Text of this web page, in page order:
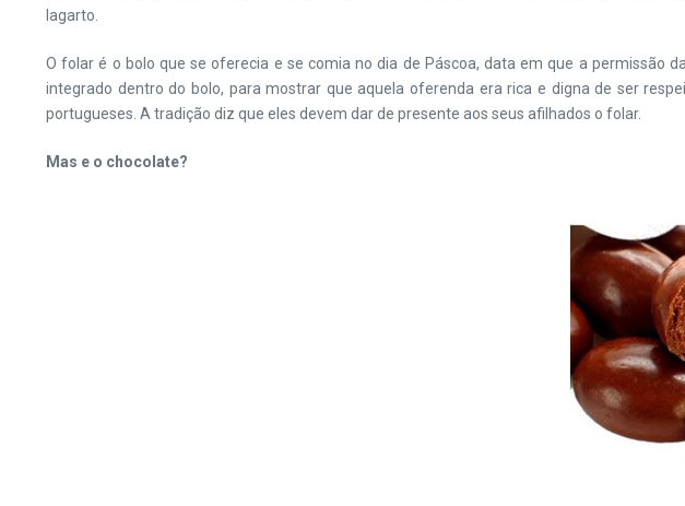
lagarto.
O folar é o bolo que se oferecia e se comia no dia de Páscoa, data em que a permissão
integrado dentro do bolo, para mostrar que aquela oferenda era rica e digna de ser
portugueses. A tradição diz que eles devem dar de presente aos seus afilhados o folar.
Mas e o chocolate?